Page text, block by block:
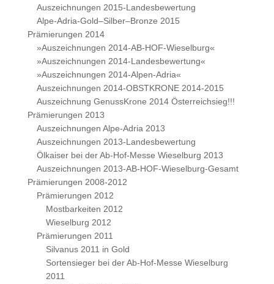
Auszeichnungen 2015-Landesbewertung
Alpe-Adria-Gold–Silber–Bronze 2015
Prämierungen 2014
»Auszeichnungen 2014-AB-HOF-Wieselburg«
»Auszeichnungen 2014-Landesbewertung«
»Auszeichnungen 2014-Alpen-Adria«
Auszeichnungen 2014-OBSTKRONE 2014-2015
Auszeichnung GenussKrone 2014 Österreichsieg!!!
Prämierungen 2013
Auszeichnungen Alpe-Adria 2013
Auszeichnungen 2013-Landesbewertung
Ölkaiser bei der Ab-Hof-Messe Wieselburg 2013
Auszeichnungen 2013-AB-HOF-Wieselburg-Gesamt
Prämierungen 2008-2012
Prämierungen 2012
Mostbarkeiten 2012
Wieselburg 2012
Prämierungen 2011
Silvanus 2011 in Gold
Sortensieger bei der Ab-Hof-Messe Wieselburg
2011